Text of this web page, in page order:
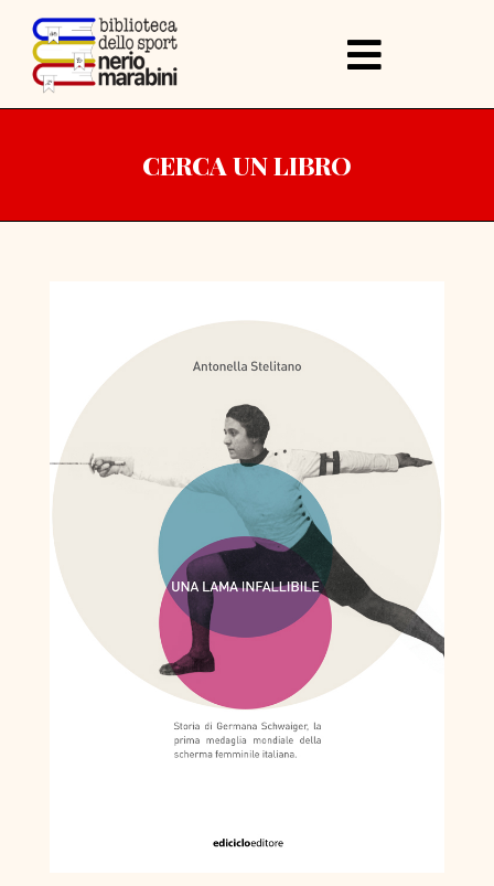
CERCA UN LIBRO